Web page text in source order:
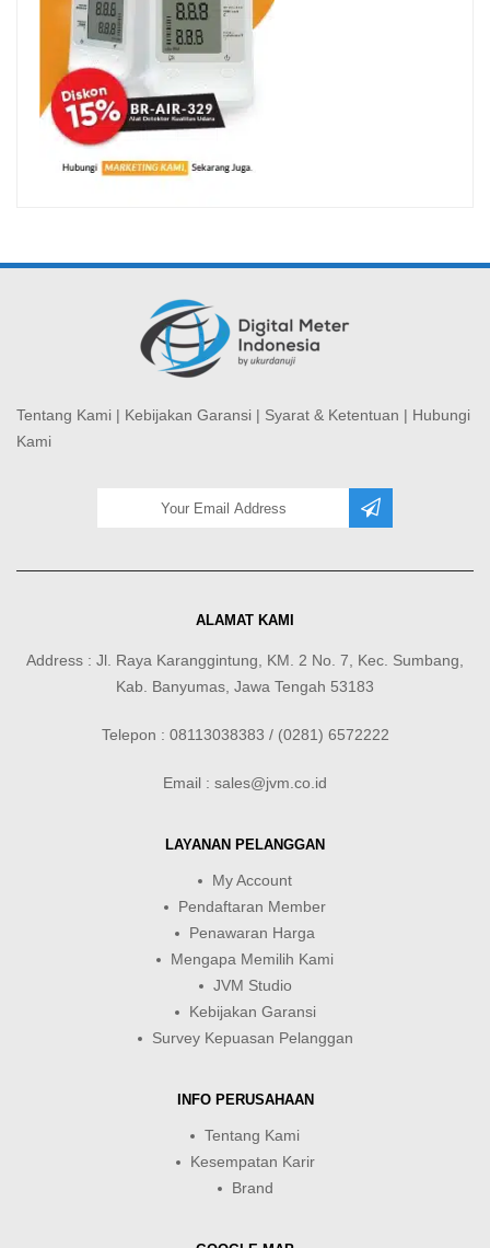
Tentang Kami | Kebijakan Garansi | Syarat & Ketentuan | Hubungi
Kami
ALAMAT KAMI
Address : Jl. Raya Karanggintung, KM. 2 No. 7, Kec. Sumbang,
Kab. Banyumas, Jawa Tengah 53183
Telepon : 08113038383 / (0281) 6572222
Email : sales@jvm.co.id
LAYANAN PELANGGAN
My Account
Pendaftaran Member
Penawaran Harga
Mengapa Memilih Kami
JVM Studio
Kebijakan Garansi
Survey Kepuasan Pelanggan
INFO PERUSAHAAN
Tentang Kami
Kesempatan Karir
Brand